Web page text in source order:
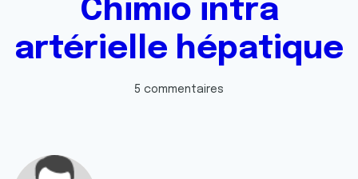
Chimio intra
artérielle hépatique
5 commentaires